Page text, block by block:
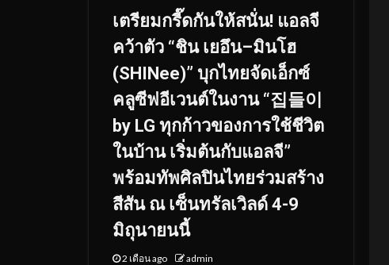
เตรียมกรี๊ดกันให้สนั่น! แอลจี
คว้าตัว “ชิน เยอึน–มินโฮ
(SHINee)” บุกไทยจัดเอ็กซ์
คลูซีฟอีเวนต์ในงาน “집들이
by LG ทุกก้าวของการใช้ชีวิต
ในบ้าน เริ่มต้นกับแอลจี”
พร้อมทัพศิลปินไทยร่วมสร้าง
สีสัน ณ เซ็นทรัลเวิลด์ 4-9
มิถุนายนนี้
2 เดือน ago admin